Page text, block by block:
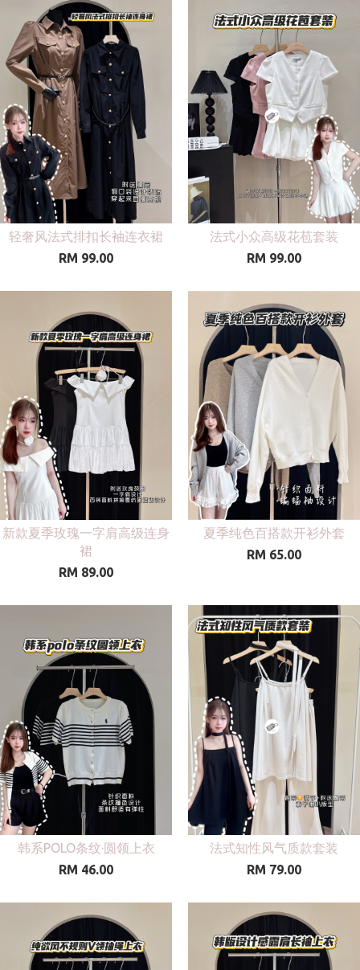
轻奢风法式排扣长袖连衣裙
RM 99.00
法式小众高级花苞套装
RM 99.00
新款夏季玫瑰一字肩高级连身
裙
RM 89.00
夏季纯色百搭款开衫外套
RM 65.00
韩系POLO条纹·圆领上衣
RM 46.00
法式知性风气质款套装
RM 79.00